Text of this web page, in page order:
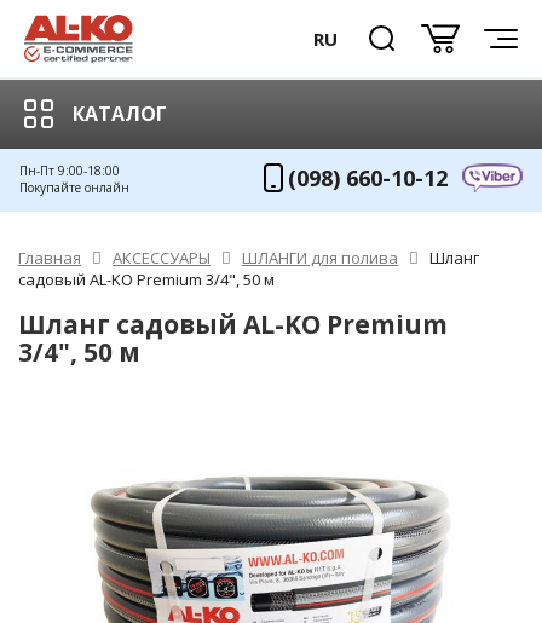
RU
КАТАЛОГ
Пн-Пт 9:00-18:00
Покупайте онлайн
(098) 660-10-12
Главная АКСЕССУАРЫ ШЛАНГИ для полива
Шланг
садовый AL-KO Premium 3/4", 50 м
Шланг садовый AL-KO Premium
3/4", 50 м